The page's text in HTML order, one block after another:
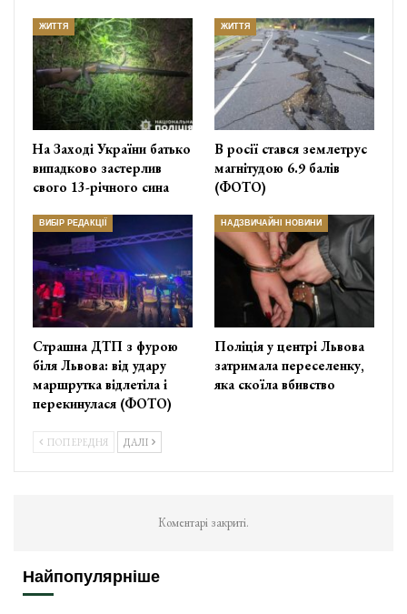
ЖИТТЯ
На Заході України батько
випадково застерлив
свого 13-річного сина
ЖИТТЯ
В росії стався землетрус
магнітудою 6.9 балів
(ФОТО)
ВИБІР РЕДАКЦІЇ
Страшна ДТП з фурою
біля Львова: від удару
маршрутка відлетіла і
перекинулася (ФОТО)
НАДЗВИЧАЙНІ НОВИНИ
Поліція у центрі Львова
затримала переселенку,
яка скоїла вбивство
ПОПЕРЕДНЯ ДАЛІ
Коментарі закриті.
Найпопулярніше